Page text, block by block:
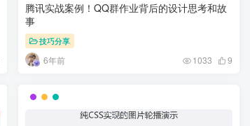
腾讯实战案例！QQ群作业背后的设计思考和故
事
技巧分享
6年前 1033 9